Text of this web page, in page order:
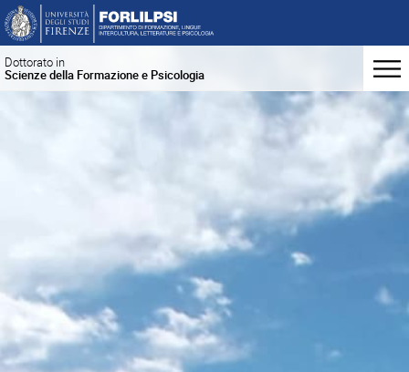
Dottorato in
Scienze della Formazione e Psicologia